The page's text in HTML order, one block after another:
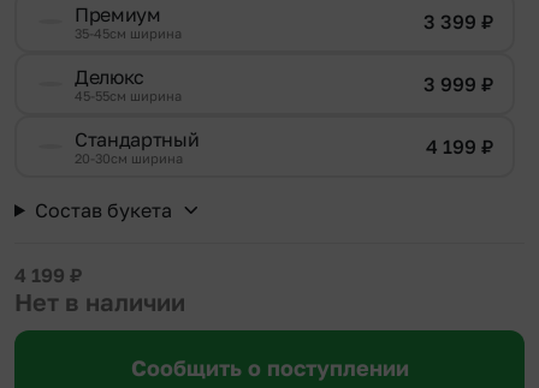
Премиум
35-45см ширина 3 399 ₽
Делюкс
45-55см ширина 3 999 ₽
Стандартный
20-30см ширина 4 199 ₽
Состав букета
4 199 ₽
Нет в наличии
Сообщить о поступлении